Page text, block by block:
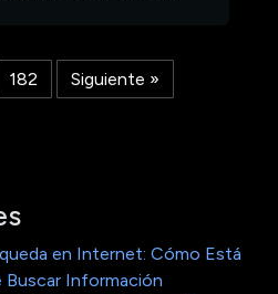
182 Siguiente »
en Internet: Cómo Está
Buscar Información